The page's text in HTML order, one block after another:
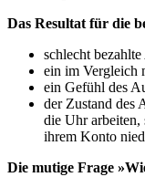
Das Resultat für die
schlecht
ein im Vergleich
ein Gefühl des
der Zustand des
die Uhr arbeiten,
ihrem Konto
Die mutige Frage